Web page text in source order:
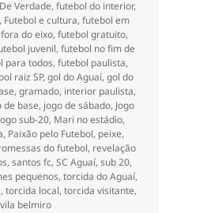
Verdade, futebol do interior,
Futebol e cultura, futebol em
do eixo, futebol gratuito,
juvenil, futebol no fim de
para todos, futebol paulista,
raiz SP, gol do Aguaí, gol do
, gramado, interior paulista,
de base, jogo de sábado, Jogo
sub-20, Mari no estádio,
, Paixão pelo Futebol, peixe,
do futebol, revelação
, santos fc, SC Aguaí, sub 20,
pequenos, torcida do Aguaí,
, torcida local, torcida visitante,
vila belmiro